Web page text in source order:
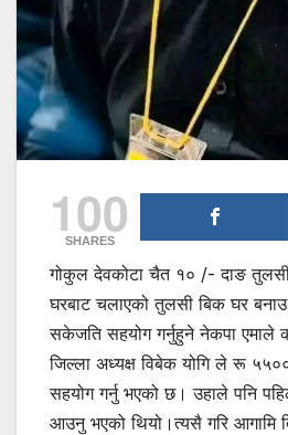
100
SHARES
गोकुल देवकोटा चैत १० /- दाङ
घरबाट चलाएको तुलसी बिक घर
सकेजति सहयोग गर्नुहुने नेकपा एमाले
जिल्ला अध्यक्ष विबेक योगि ले रू
सहयोग गर्नु भएको छ। उहाले पनि
आउनु भएको थियो।त्यसै गरि आगामि